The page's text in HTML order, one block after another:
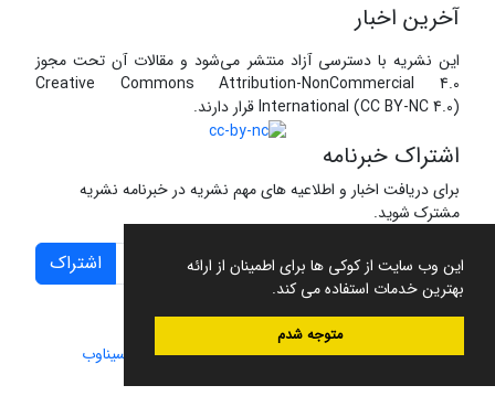
این وب سایت از کوکی ها برای اطمینان از ارائه
بهترین خدمات استفاده می کند.
متوجه شدم
آخرین اخبار
این نشریه با دسترسی آزاد منتشر می‌شود و مقالات آن تحت مجوز
Creative Commons Attribution-NonCommercial 4.0
International (CC BY-NC 4.0) قرار دارند.
اشتراک خبرنامه
برای دریافت اخبار و اطلاعیه های مهم نشریه در خبرنامه نشریه
مشترک شوید.
اشتراک
سامانه مدیریت نشریات علمی.طراحی و پیاده سازی از سیناوب